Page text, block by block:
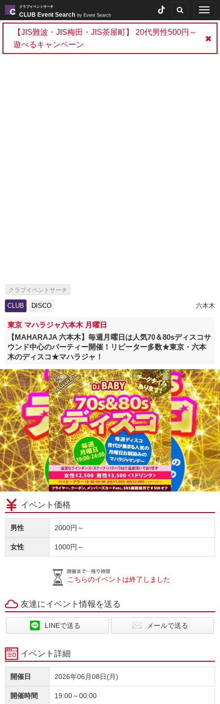
クラブイベントサーチ
CLUB Event Search by Event Search
【JIS難波・JIS梅田・JIS茶屋町】 20代男性500円～
遊べるキャンペーン
クラブイベントサーチ
CLUB DISCO 六本木
東京 マハラジャ六本木 月曜日
【MAHARAJA 六本木】毎週月曜日は人気70＆80sディスコサ
ウンド中心のパーティー開催！リピーター多数★東京・六本
木のディスコ★マハラジャ！
イベント価格
男性 2000円～
女性 1000円～
こちらのイベントは終了しました
友達にイベント情報を送る
LINEで送る メールで送る
イベント詳細
開催日 2026年06月08日(月)
開催時間 19:00～00:00